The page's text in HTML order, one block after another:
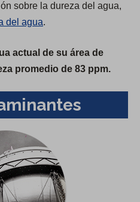
sobre la dureza del agua,
del agua.
actual de su área de
promedio de 83 ppm.